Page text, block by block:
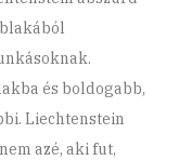
és boldogabb,
Liechtenstein
azé, aki fut,